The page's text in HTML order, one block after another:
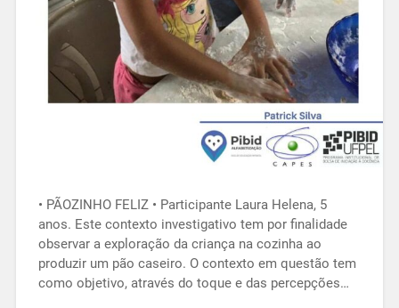
• PÃOZINHO FELIZ • Participante Laura Helena, 5
anos. Este contexto investigativo tem por finalidade
observar a exploração da criança na cozinha ao
produzir um pão caseiro. O contexto em questão tem
como objetivo, através do toque e das percepções…